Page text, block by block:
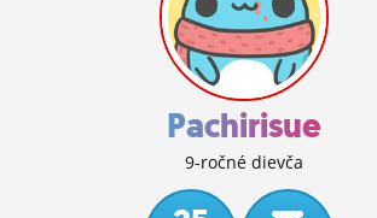
ČINŽIAK
FÓRUM
STATUSY
BLOGY
Pachirisue
9-ročné dievča